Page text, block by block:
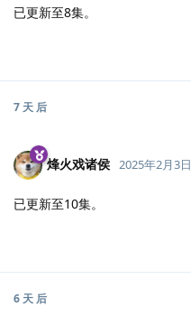
已更新至8集。
7 天 后
烽火戏诸侯 2025年2月3日
已更新至10集。
6 天 后